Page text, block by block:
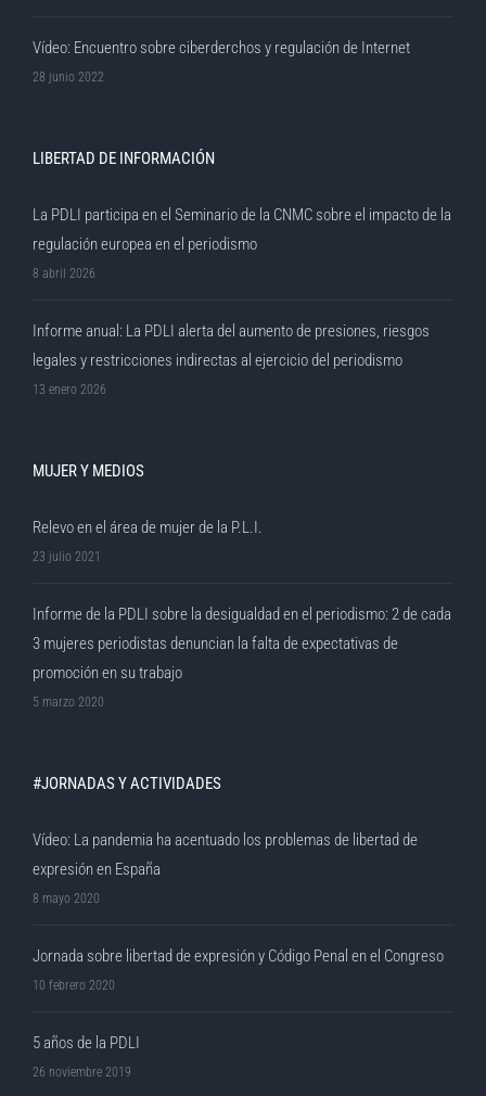
Vídeo: Encuentro sobre ciberderchos y regulación de Internet
28 junio 2022
LIBERTAD DE INFORMACIÓN
La PDLI participa en el Seminario de la CNMC sobre el impacto de la
regulación europea en el periodismo
8 abril 2026
Informe anual: La PDLI alerta del aumento de presiones, riesgos
legales y restricciones indirectas al ejercicio del periodismo
13 enero 2026
MUJER Y MEDIOS
Relevo en el área de mujer de la P.L.I.
23 julio 2021
Informe de la PDLI sobre la desigualdad en el periodismo: 2 de cada
3 mujeres periodistas denuncian la falta de expectativas de
promoción en su trabajo
5 marzo 2020
#JORNADAS Y ACTIVIDADES
Vídeo: La pandemia ha acentuado los problemas de libertad de
expresión en España
8 mayo 2020
Jornada sobre libertad de expresión y Código Penal en el Congreso
10 febrero 2020
5 años de la PDLI
26 noviembre 2019